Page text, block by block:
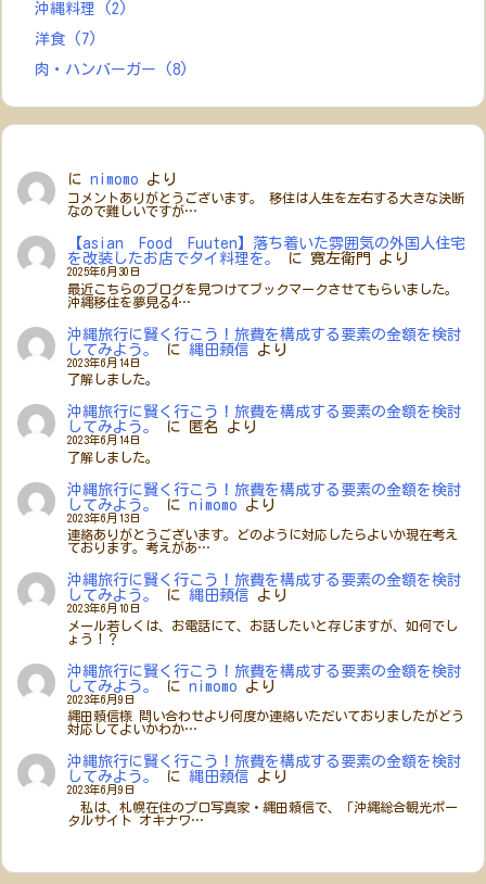
沖縄料理
(2)
洋食
(7)
肉・ハンバーガー
(8)
に nimomo より
コメントありがとうございます。 移住は人生を左右する大きな決断
なので難しいですが…
【asian Food Fuuten】落ち着いた雰囲気の外国人住宅
を改装したお店でタイ料理を。
に 寛左衛門 より
2025年6月30日
最近こちらのブログを見つけてブックマークさせてもらいました。
沖縄移住を夢見る4…
沖縄旅行に賢く行こう！旅費を構成する要素の金額を検討
してみよう。
に 縄田頼信 より
2023年6月14日
了解しました。
沖縄旅行に賢く行こう！旅費を構成する要素の金額を検討
してみよう。
に 匿名 より
2023年6月14日
了解しました。
沖縄旅行に賢く行こう！旅費を構成する要素の金額を検討
してみよう。
に nimomo より
2023年6月13日
連絡ありがとうございます。どのように対応したらよいか現在考え
ております。考えがあ…
沖縄旅行に賢く行こう！旅費を構成する要素の金額を検討
してみよう。
に 縄田頼信 より
2023年6月10日
メール若しくは、お電話にて、お話したいと存じますが、如何でし
ょう！？
沖縄旅行に賢く行こう！旅費を構成する要素の金額を検討
してみよう。
に nimomo より
2023年6月9日
縄田頼信様 問い合わせより何度か連絡いただいておりましたがどう
対応してよいかわか…
沖縄旅行に賢く行こう！旅費を構成する要素の金額を検討
してみよう。
に 縄田頼信 より
2023年6月9日
私は、札幌在住のプロ写真家・縄田頼信で、「沖縄総合観光ポー
タルサイト オキナワ…